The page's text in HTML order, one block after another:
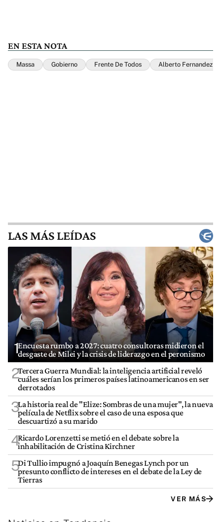
EN ESTA NOTA
Massa Gobierno Frente De Todos Alberto Fernandez
LAS MÁS LEÍDAS
1Encuesta rumbo a 2027: cuatro consultoras midieron el
desgaste de Milei y la crisis de liderazgo en el peronismo
2Tercera Guerra Mundial: la inteligencia artificial reveló
cuáles serían los primeros países latinoamericanos en ser
derrotados
3La historia real de "Elize: Sombras de una mujer", la nueva
película de Netflix sobre el caso de una esposa que
descuartizó a su marido
4Ricardo Lorenzetti se metió en el debate sobre la
inhabilitación de Cristina Kirchner
5Di Tullio impugnó a Joaquín Benegas Lynch por un
presunto conflicto de intereses en el debate de la Ley de
Tierras
VER MÁS